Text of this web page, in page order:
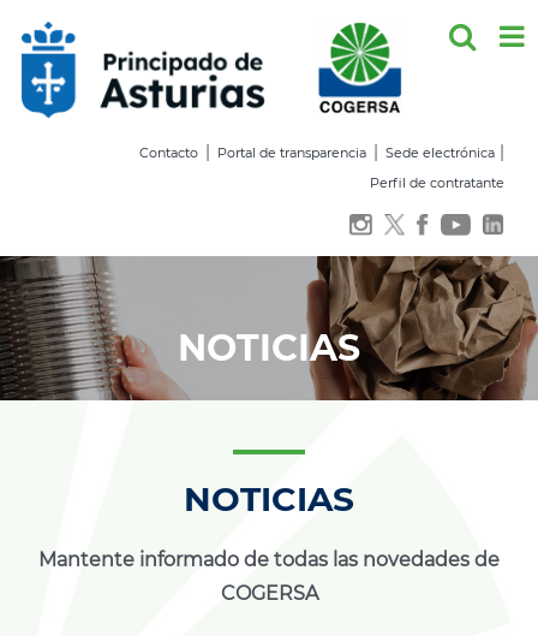
contenido
Contacto | Portal de transparencia | Sede electrónica |
Perfil de contratante
NOTICIAS
NOTICIAS
Mantente informado de todas las novedades de
COGERSA